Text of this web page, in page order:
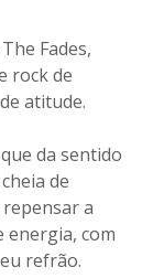
Fades,
rock de
atitude.
da sentido
de
a
energia, com
refrão.